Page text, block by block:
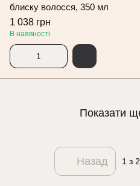
блиску волосся, 350 мл
1 038 грн
В наявності
Показати
Назад 1 з 2